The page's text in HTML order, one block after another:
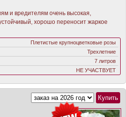
и вредителям очень высокая,
хорошо переносит жаркое
Плетистые крупноцветковые розы
Трехлетние
7 литров
НЕ УЧАСТВУЕТ